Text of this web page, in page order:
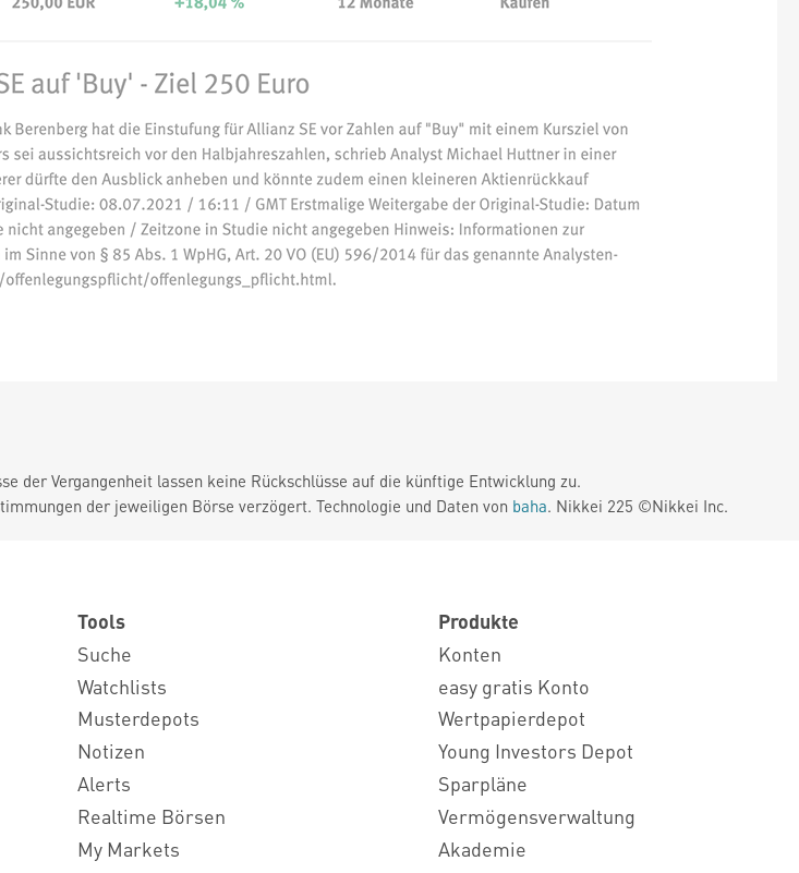
der Vergangenheit lassen keine Rückschlüsse auf die künftige Entwicklung zu.
der jeweiligen Börse verzögert. Technologie und Daten von baha. Nikkei 225 ©Nikkei Inc.
Tools
Suche
Watchlists
Musterdepots
Notizen
Alerts
Realtime Börsen
My Markets
Produkte
Konten
easy gratis Konto
Wertpapierdepot
Young Investors Depot
Sparpläne
Vermögensverwaltung
Akademie